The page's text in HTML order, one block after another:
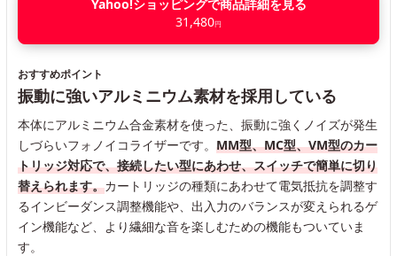
Yahoo!ショッピングで商品詳細を見る
31,480円
おすすめポイント
振動に強いアルミニウム素材を採用している
本体にアルミニウム合金素材を使った、振動に強くノイズが発生
しづらいフォノイコライザーです。 MM型、MC型、VM型のカー
トリッジ対応で、接続したい型にあわせ、スイッチで簡単に切り
替えられます。カートリッジの種類にあわせて電気抵抗を調整す
るインビーダンス調整機能や、出入力のバランスが変えられるゲ
イン機能など、より繊細な音を楽しむための機能もついていま
す。